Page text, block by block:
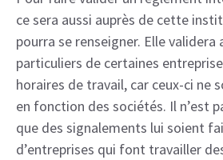
ce sera aussi auprès de cette
pourra se renseigner. Elle validera
particuliers de certaines
horaires de travail, car ceux-ci ne
en fonction des sociétés. Il n’est
que des signalements lui soient
d’entreprises qui font travailler